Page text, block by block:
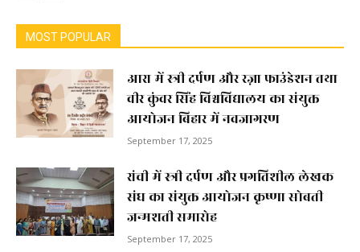
MOST POPULAR
आरा में स्त्री दर्पण और रज़ा फाउंडेशन तथा
वीर कुंवर सिंह विश्वविद्यालय का संयुक्त
आयोजन बिहार में नवजागरण
September 17, 2025
रांची में स्त्री दर्पण और प्रगतिशील लेखक
संघ का संयुक्त आयोजन कृष्णा सोबती
जन्मशती समारोह
September 17, 2025